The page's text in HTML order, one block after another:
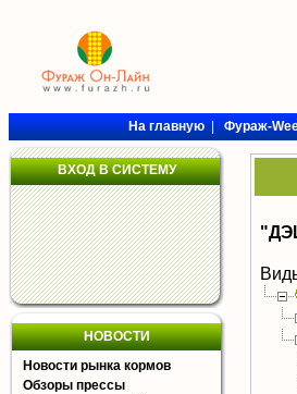
На главную|Фураж-
ВХОД В СИСТЕМУ
НОВОСТИ
Новости рынка кормов
Обзоры прессы